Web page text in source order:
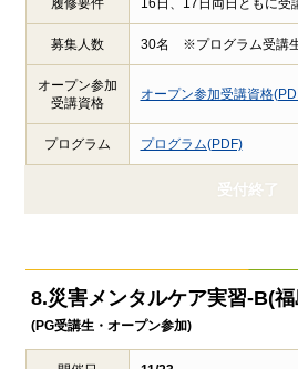
履修要件 16日、17日両日ともに受
募集人数 30名 ※プログラム受講
オープン参加
受講資格
オープン参加受講資格
プログラム プログラム(PDF)
受付終了
8.災害メンタルケア実習-B(福
(PG受講生・オープン参加)